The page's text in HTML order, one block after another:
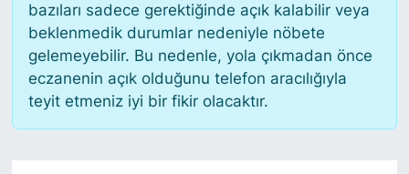
bazıları sadece gerektiğinde açık kalabilir veya
beklenmedik durumlar nedeniyle nöbete
gelemeyebilir. Bu nedenle, yola çıkmadan önce
eczanenin açık olduğunu telefon aracılığıyla
teyit etmeniz iyi bir fikir olacaktır.
TEKNOLOJİ
TÜRKİYE VE DÜNYA GÜNDEMİ